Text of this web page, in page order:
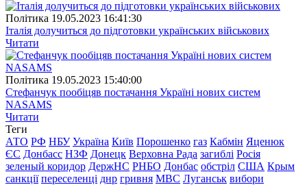
Полiтика 19.05.2023 16:41:30
Італія долучиться до підготовки українських військових
Читати
Полiтика 19.05.2023 15:40:00
Стефанчук пообіцяв постачання Україні нових систем
NASAMS
Читати
Теги
АТО РФ НБУ Україна Київ Порошенко газ Кабмін Яценюк
ЄС Донбасс НЗФ Донецк Верховна Рада загиблі Росія
зеленый коридор ДержНС РНБО Донбас обстріл США Крым
санкції переселенці днр гривня МВС Луганськ вибори